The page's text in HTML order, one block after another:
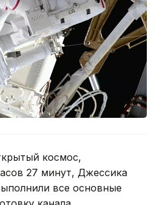
космос,
27 минут, Джессика
все основные